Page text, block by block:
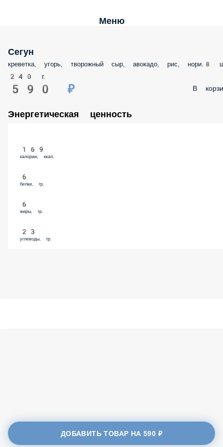
Меню
Сегун
креветка, угорь, творожный сыр, авокадо, рис, нори.8 шт.
240 г.
590 ₽ В
Энергетическая ценность
169
калории, ккал.
6
белки, гр.
6
жиры, гр.
23
углеводы, гр.
ДОБАВИТЬ ТОВАР НА590 ₽